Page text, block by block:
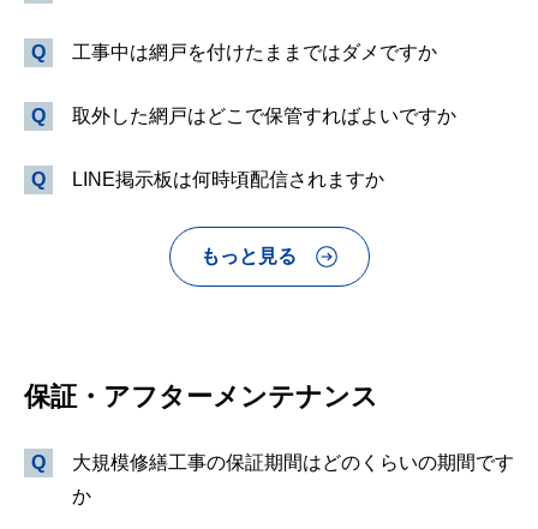
工事中は網戸を付けたままではダメですか
取外した網戸はどこで保管すればよいですか
LINE掲示板は何時頃配信されますか
もっと見る
保証・アフターメンテナンス
大規模修繕工事の保証期間はどのくらいの期間です
か